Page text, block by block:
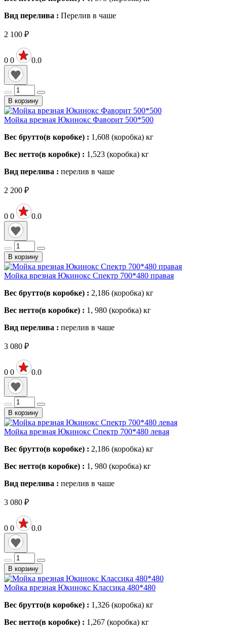
Вид перелива : Перелив в чаше
2 100 ₽
0 0 0.0
В корзину
Мойка врезная Юкинокс Фаворит 500*500
Вес брутто(в коробке) : 1,608 (коробка) кг
Вес нетто(в коробке) : 1,523 (коробка) кг
Вид перелива : перелив в чаше
2 200 ₽
0 0 0.0
В корзину
Мойка врезная Юкинокс Спектр 700*480 правая
Вес брутто(в коробке) : 2,186 (коробка) кг
Вес нетто(в коробке) : 1, 980 (коробка) кг
Вид перелива : перелив в чаше
3 080 ₽
0 0 0.0
В корзину
Мойка врезная Юкинокс Спектр 700*480 левая
Вес брутто(в коробке) : 2,186 (коробка) кг
Вес нетто(в коробке) : 1, 980 (коробка) кг
Вид перелива : перелив в чаше
3 080 ₽
0 0 0.0
В корзину
Мойка врезная Юкинокс Классика 480*480
Вес брутто(в коробке) : 1,326 (коробка) кг
Вес нетто(в коробке) : 1,267 (коробка) кг